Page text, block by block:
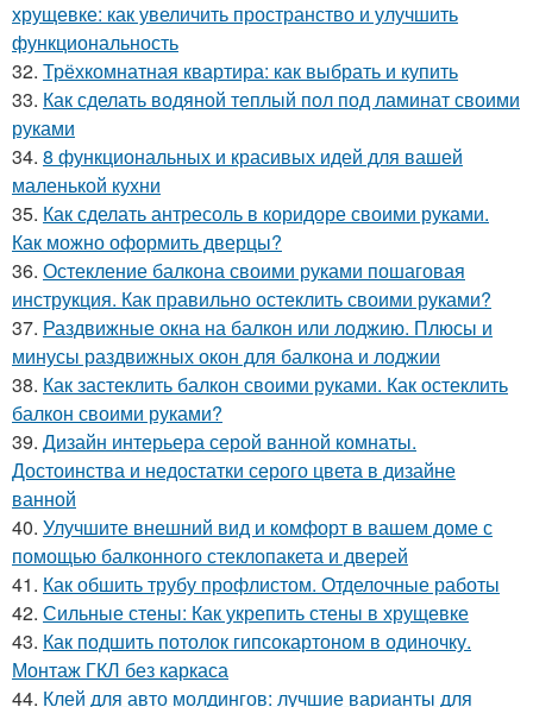
хрущевке: как увеличить пространство и улучшить
функциональность
32. Трёхкомнатная квартира: как выбрать и купить
33. Как сделать водяной теплый пол под ламинат своими
руками
34. 8 функциональных и красивых идей для вашей
маленькой кухни
35. Как сделать антресоль в коридоре своими руками.
Как можно оформить дверцы?
36. Остекление балкона своими руками пошаговая
инструкция. Как правильно остеклить своими руками?
37. Раздвижные окна на балкон или лоджию. Плюсы и
минусы раздвижных окон для балкона и лоджии
38. Как застеклить балкон своими руками. Как остеклить
балкон своими руками?
39. Дизайн интерьера серой ванной комнаты.
Достоинства и недостатки серого цвета в дизайне
ванной
40. Улучшите внешний вид и комфорт в вашем доме с
помощью балконного стеклопакета и дверей
41. Как обшить трубу профлистом. Отделочные работы
42. Сильные стены: Как укрепить стены в хрущевке
43. Как подшить потолок гипсокартоном в одиночку.
Монтаж ГКЛ без каркаса
44. Клей для авто молдингов: лучшие варианты для